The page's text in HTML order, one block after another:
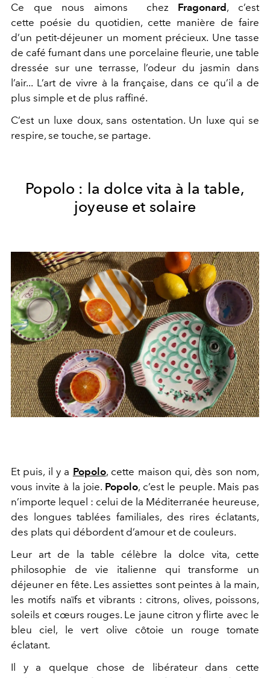
Ce que nous aimons chez Fragonard, c’est
cette poésie du quotidien, cette manière de faire
d’un petit-déjeuner un moment précieux. Une tasse
de café fumant dans une porcelaine fleurie, une table
dressée sur une terrasse, l’odeur du jasmin dans
l’air... L’art de vivre à la française, dans ce qu’il a de
plus simple et de plus raffiné.
C’est un luxe doux, sans ostentation. Un luxe qui se
respire, se touche, se partage.
Popolo : la dolce vita à la table,
joyeuse et solaire
Et puis, il y a Popolo, cette maison qui, dès son nom,
vous invite à la joie. Popolo, c’est le peuple. Mais pas
n’importe lequel : celui de la Méditerranée heureuse,
des longues tablées familiales, des rires éclatants,
des plats qui débordent d’amour et de couleurs.
Leur art de la table célèbre la dolce vita, cette
philosophie de vie italienne qui transforme un
déjeuner en fête. Les assiettes sont peintes à la main,
les motifs naïfs et vibrants : citrons, olives, poissons,
soleils et cœurs rouges. Le jaune citron y flirte avec le
bleu ciel, le vert olive côtoie un rouge tomate
éclatant.
Il y a quelque chose de libérateur dans cette